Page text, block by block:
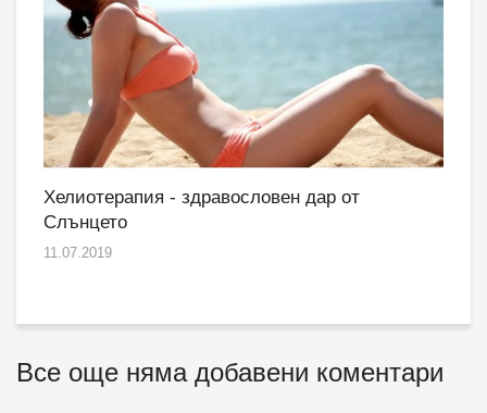
Хелиотерапия - здравословен дар от
Слънцето
11.07.2019
Все още няма добавени коментари